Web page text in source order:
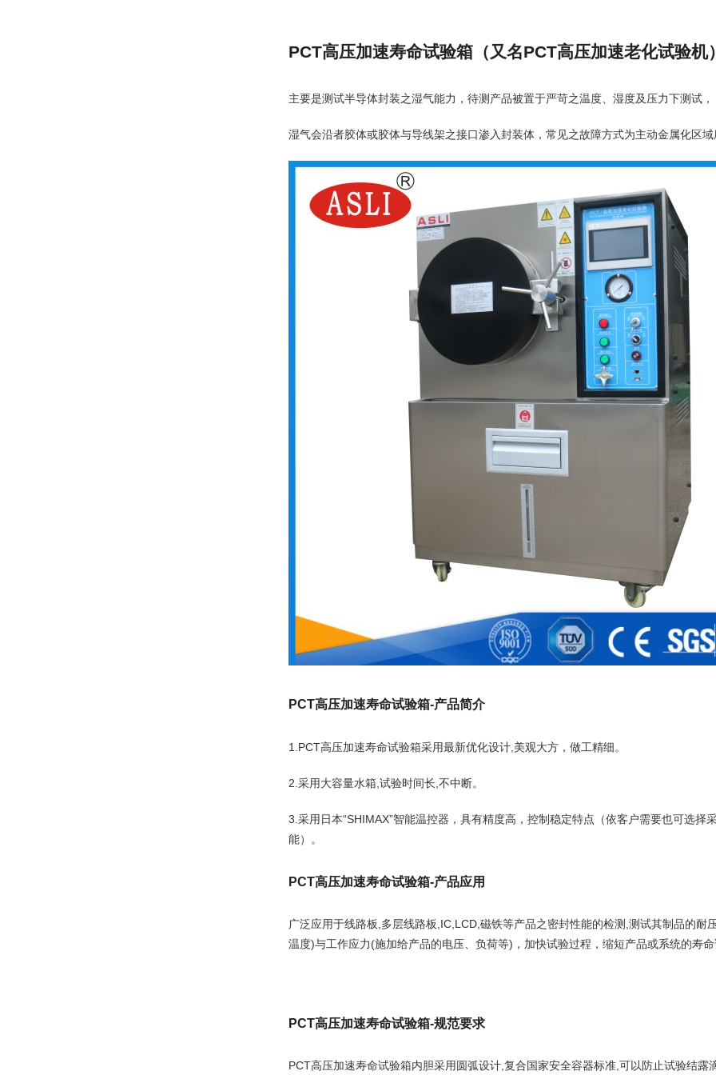
PCT高压加速寿命试验箱（又名PCT高压加速老化试验机
主要是测试半导体封装之湿气能力，待测产品被置于严苛之温度、湿度及压力下测试，
湿气会沿者胶体或胶体与导线架之接口渗入封装体，常见之故障方式为主动金属化区
PCT高压加速寿命试验箱-产品简介
1.PCT高压加速寿命试验箱采用最新优化设计,美观大方，做工精细。
2.采用大容量水箱,试验时间长,不中断。
3.采用日本“SHIMAX”智能温控器，具有精度高，控制稳定特点（依客户需要也可选
能）。
PCT高压加速寿命试验箱-产品应用
广泛应用于线路板,多层线路板,IC,LCD,磁铁等产品之密封性能的检测,测试其制品的
温度)与工作应力(施加给产品的电压、负荷等)，加快试验过程，缩短产品或系统的寿
PCT高压加速寿命试验箱-规范要求
PCT高压加速寿命试验箱内胆采用圆弧设计,复合国家安全容器标准,可以防止试验结